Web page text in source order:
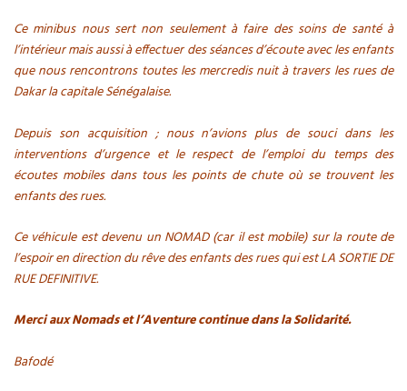
Ce minibus nous sert non seulement à faire des soins de santé à
l’intérieur mais aussi à effectuer des séances d’écoute avec les enfants
que nous rencontrons toutes les mercredis nuit à travers les rues de
Dakar la capitale Sénégalaise.
Depuis son acquisition ; nous n’avions plus de souci dans les
interventions d’urgence et le respect de l’emploi du temps des
écoutes mobiles dans tous les points de chute où se trouvent les
enfants des rues.
Ce véhicule est devenu un NOMAD (car il est mobile) sur la route de
l’espoir en direction du rêve des enfants des rues qui est LA SORTIE DE
RUE DEFINITIVE.
Merci aux Nomads et l’Aventure continue dans la Solidarité.
Bafodé